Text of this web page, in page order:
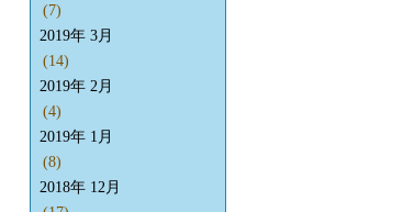
(7)
2019年 3月
(14)
2019年 2月
(4)
2019年 1月
(8)
2018年 12月